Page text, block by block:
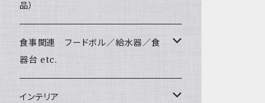
Sサイズ(テープ幅1.5cm) _ リード
XSサイズ(テープ幅1.0cm) _ 首輪&リードセ
ット
XSサイズ(テープ幅1.0cm) _ ハーネス&リー
小型犬用 _ 幅1.5cm
中型犬用 _ 幅2.0cm
ライト
etc.
BITE ME
Bonpuchi
ジャーキー
和菓子
愛犬の健康おやつ
POCHETINO
etc.
品）
涙やけ対策
健康維持
食事関連 フードボル／給水器／食
器台 etc.
フードボウル
インテリア